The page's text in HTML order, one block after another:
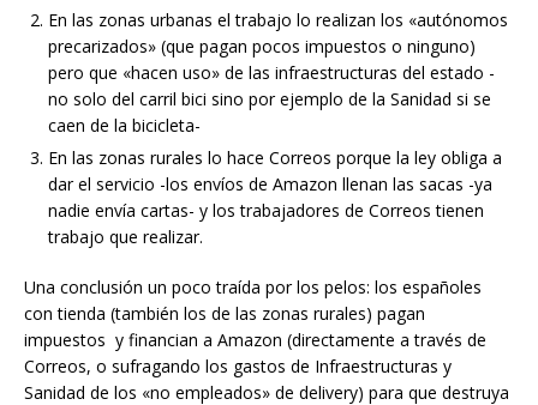
En las zonas urbanas el trabajo lo realizan los «autónomos
precarizados» (que pagan pocos impuestos o ninguno)
pero que «hacen uso» de las infraestructuras del estado -
no solo del carril bici sino por ejemplo de la Sanidad si se
caen de la bicicleta-
En las zonas rurales lo hace Correos porque la ley obliga a
dar el servicio -los envíos de Amazon llenan las sacas -ya
nadie envía cartas- y los trabajadores de Correos tienen
trabajo que realizar.
Una conclusión un poco traída por los pelos: los españoles
con tienda (también los de las zonas rurales) pagan
impuestos y financian a Amazon (directamente a través de
Correos, o sufragando los gastos de Infraestructuras y
Sanidad de los «no empleados» de delivery) para que destruya